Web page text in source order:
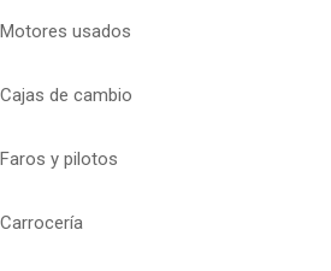
Motores usados
Cajas de cambio
Faros y pilotos
Carrocería